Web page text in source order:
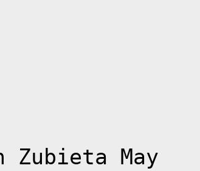
Zubieta May